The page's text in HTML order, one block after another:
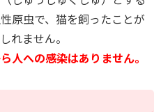
原虫で、猫を飼ったことが
れません。
人への感染はありません。